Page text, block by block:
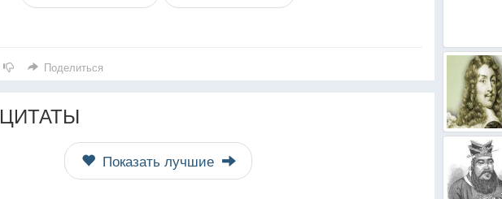
Поделиться
Показать лучшие